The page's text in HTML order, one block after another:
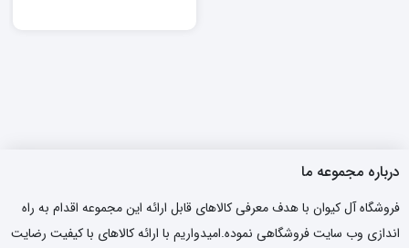
درباره مجموعه ما
فروشگاه آل کیوان با هدف معرفی کالاهای قابل ارائه این مجموعه اقدام به راه
اندازی وب سایت فروشگاهی نموده.امیدواریم با ارائه کالاهای با کیفیت رضایت